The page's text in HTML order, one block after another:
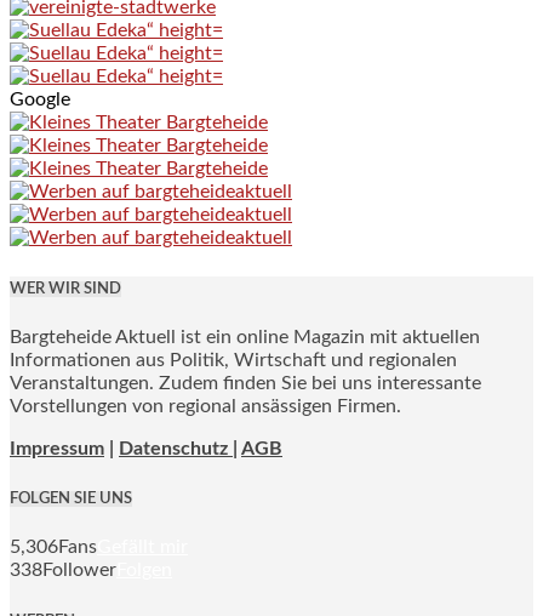
Google
WER WIR SIND
Bargteheide Aktuell ist ein online Magazin mit aktuellen
Informationen aus Politik, Wirtschaft und regionalen
Veranstaltungen. Zudem finden Sie bei uns interessante
Vorstellungen von regional ansässigen Firmen.
Impressum Datenschutz | AGB
FOLGEN SIE UNS
5,306Fans
338Follower